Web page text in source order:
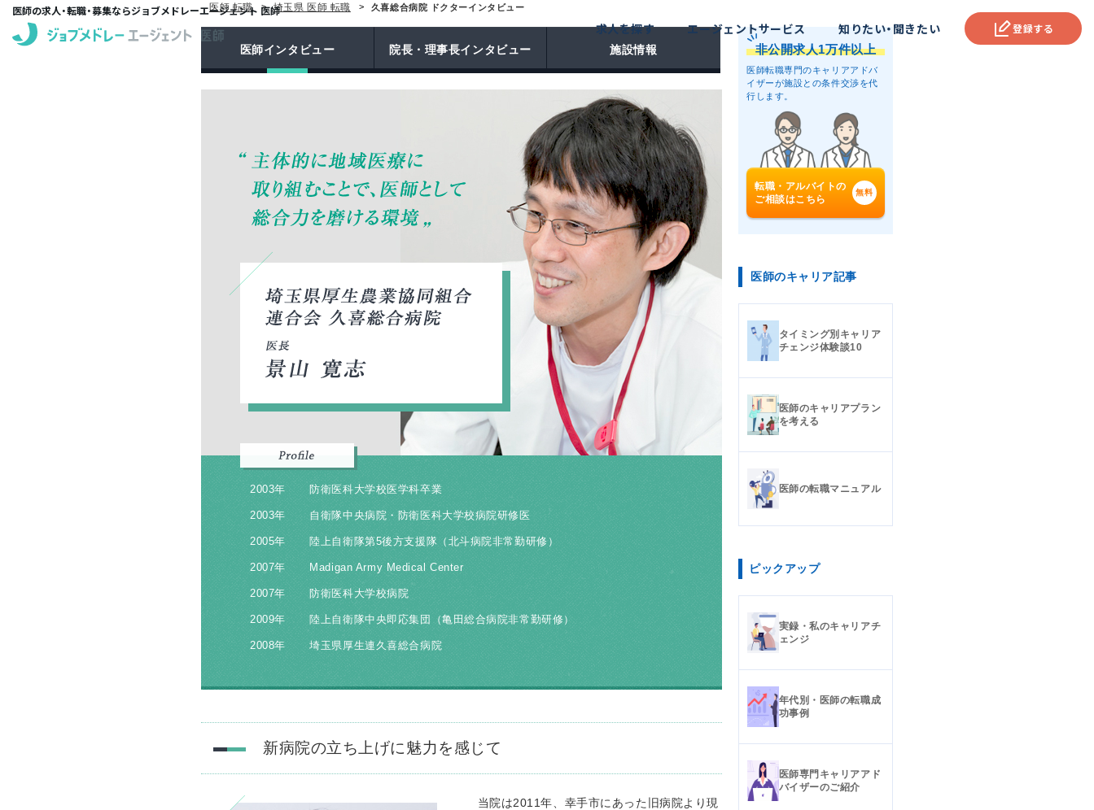
医師の求人・転職・募集ならジョブメドレーエージェント 医師
求人を探す エージェントサービス 知りたい・聞きたい 登録する
医師 転職 埼玉県 医師 転職 久喜総合病院 ドクターインタビュー
医師インタビュー 院長・理事長インタビュー 施設情報
2003年 防衛医科大学校医学科卒業
2003年 自衛隊中央病院・防衛医科大学校病院研修医
2005年 陸上自衛隊第5後方支援隊（北斗病院非常勤研修）
2007年 Madigan Army Medical Center
2007年 防衛医科大学校病院
2009年 陸上自衛隊中央即応集団（亀田総合病院非常勤研修）
2008年 埼玉県厚生連久喜総合病院
新病院の立ち上げに魅力を感じて
当院は2011年、幸手市にあった旧病院より現
非公開求人1万件以上
医師転職専門のキャリアアドバ
イザーが施設との条件交渉を代
行します。
転職・アルバイトの
ご相談はこちら
医師のキャリア記事
タイミング別キャリア
チェンジ体験談10
医師のキャリアプラン
を考える
医師の転職マニュアル
ピックアップ
実録・私のキャリアチ
ェンジ
年代別・医師の転職成
功事例
医師専門キャリアアド
バイザーのご紹介